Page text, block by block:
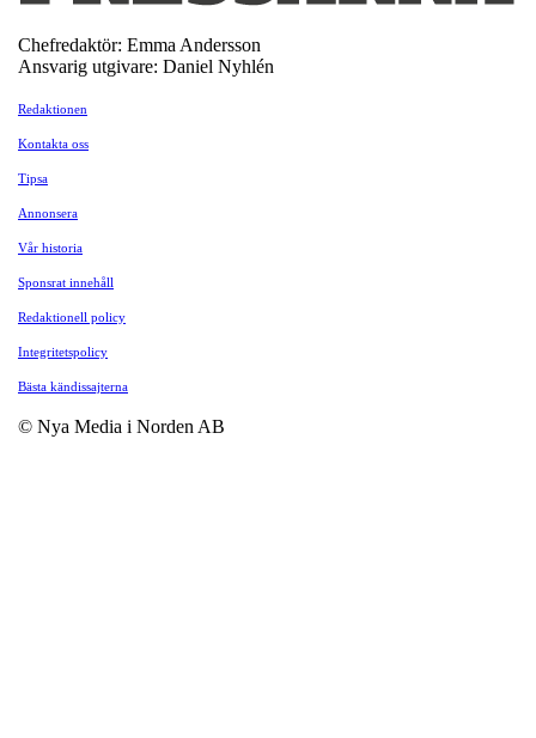
Chefredaktör: Emma Andersson
Ansvarig utgivare: Daniel Nyhlén
Redaktionen
Kontakta oss
Tipsa
Annonsera
Vår historia
Sponsrat innehåll
Redaktionell policy
Integritetspolicy
Bästa kändissajterna
© Nya Media i Norden AB